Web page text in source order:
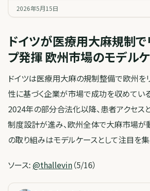
2026年5月15日
ドイツが医療用大麻規制で
プ発揮 欧州市場のモデル
ドイツは医療用大麻の規制整備で欧州を
性に基づく企業が市場で成功を収めてい
2024年の部分合法化以降、患者アクセス
制度設計が進み、欧州全体で大麻市場が
の取り組みはモデルケースとして注目を集
ソース: @thallevin（5/16）